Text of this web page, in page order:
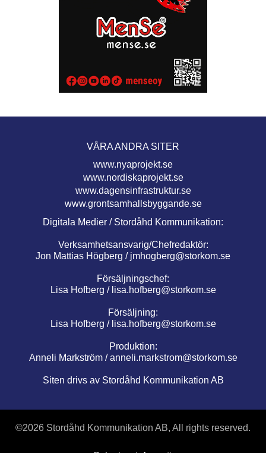
VÅRA ANDRA SITER
www.nyaprojekt.se
www.nordiskaprojekt.se
www.dagensinfrastruktur.se
www.grontsamhallsbyggande.se
Digitala Medier / Stordåhd Kommunikation:
Verksamhetsansvarig/Chefredaktör:
Jon Mattias Högberg / jmhogberg@storkom.se
Försäljningschef:
Lisa Hofberg / lisa.hofberg@storkom.se
Försäljning:
Lisa Hofberg / lisa.hofberg@storkom.se
Produktion:
Anneli Markström /anneli.markstrom@storkom.se
Siten drivs av Stordåhd Kommunikation AB
©2026 Stordåhd Kommunikation AB, All rights reserved.